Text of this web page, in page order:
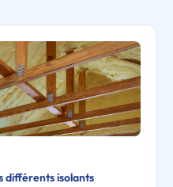
différents isolants